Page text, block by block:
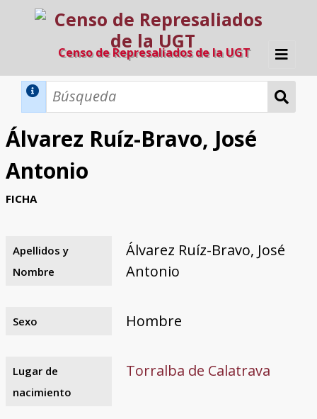
Censo de Represaliados de la UGT
Inicio
Álvarez Ruíz-Bravo, José
Antonio
FICHA
Apellidos y
Nombre
Álvarez Ruíz-Bravo, José
Antonio
Sexo Hombre
Lugar de
nacimiento
Torralba de Calatrava